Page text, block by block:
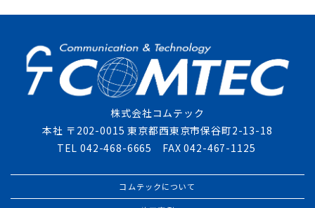
株式会社コムテック
本社 〒202-0015 東京都西東京市保谷町2-13-18
TEL 042-468-6665 FAX 042-467-1125
コムテックについて